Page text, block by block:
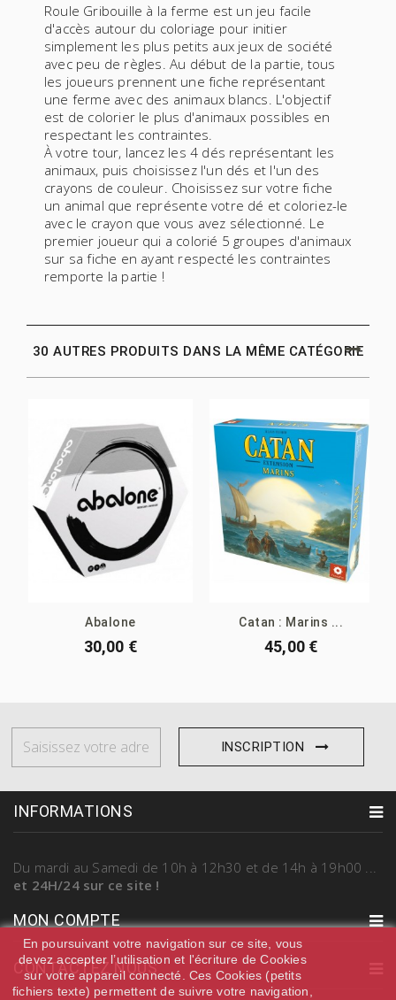
Roule Gribouille à la ferme est un jeu facile
d'accès autour du coloriage pour initier
simplement les plus petits aux jeux de société
avec peu de règles. Au début de la partie, tous
les joueurs prennent une fiche représentant
une ferme avec des animaux blancs. L'objectif
est de colorier le plus d'animaux possibles en
respectant les contraintes.
À votre tour, lancez les 4 dés représentant les
animaux, puis choisissez l'un dés et l'un des
crayons de couleur. Choisissez sur votre fiche
un animal que représente votre dé et coloriez-le
avec le crayon que vous avez sélectionné. Le
premier joueur qui a colorié 5 groupes d'animaux
sur sa fiche en ayant respecté les contraintes
remporte la partie !
30 AUTRES PRODUITS DANS LA MÊME CATÉGORIE
Abalone
30,00 €
Catan : Marins ...
45,00 €
INSCRIPTION
INFORMATIONS
Du mardi au Samedi de 10h à 12h30 et de 14h à 19h00
et 24H/24 sur ce site !
MON COMPTE
CONTACTEZ NOUS
En poursuivant votre navigation sur ce site, vous
devez accepter l’utilisation et l'écriture de Cookies
sur votre appareil connecté. Ces Cookies (petits
fichiers texte) permettent de suivre votre navigation,